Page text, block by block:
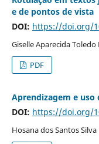
e de pontos de vista
DOI: https://doi.org/
Giselle Aparecida Toledo
PDF
Aprendizagem e uso
DOI: https://doi.org/
Hosana dos Santos Silva